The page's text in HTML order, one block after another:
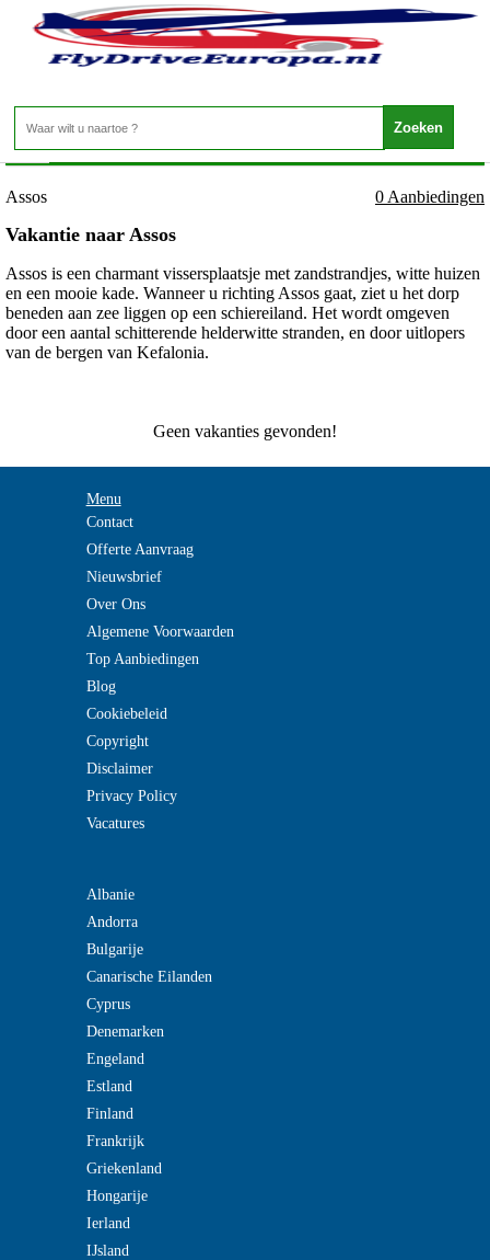
Griekenland - Kefalonia - Assos
Home>
Assos 0 Aanbiedingen
Vakantie naar Assos
Assos is een charmant vissersplaatsje met zandstrandjes, witte huizen
en een mooie kade. Wanneer u richting Assos gaat, ziet u het dorp
beneden aan zee liggen op een schiereiland. Het wordt omgeven
door een aantal schitterende helderwitte stranden, en door uitlopers
van de bergen van Kefalonia.
Geen vakanties gevonden!
Menu
Contact
Offerte Aanvraag
Nieuwsbrief
Over Ons
Algemene Voorwaarden
Top Aanbiedingen
Blog
Cookiebeleid
Copyright
Disclaimer
Privacy Policy
Vacatures
Albanie
Andorra
Bulgarije
Canarische Eilanden
Cyprus
Denemarken
Engeland
Estland
Finland
Frankrijk
Griekenland
Hongarije
Ierland
IJsland